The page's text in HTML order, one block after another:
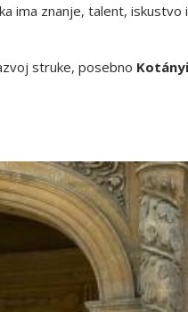
ima znanje, talent,
struke, posebno